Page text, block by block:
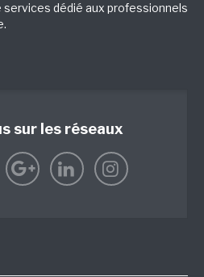
dédié aux professionnels
sur les réseaux